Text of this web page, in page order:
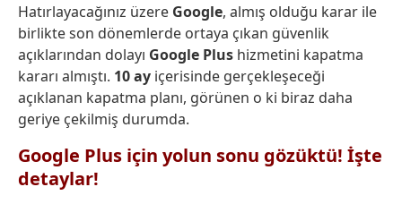
Hatırlayacağınız üzere Google, almış olduğu karar ile
birlikte son dönemlerde ortaya çıkan güvenlik
açıklarından dolayı Google Plus hizmetini kapatma
kararı almıştı. 10 ay içerisinde gerçekleşeceği
açıklanan kapatma planı, görünen o ki biraz daha
geriye çekilmiş durumda.
Google Plus için yolun sonu gözüktü! İşte
detaylar!